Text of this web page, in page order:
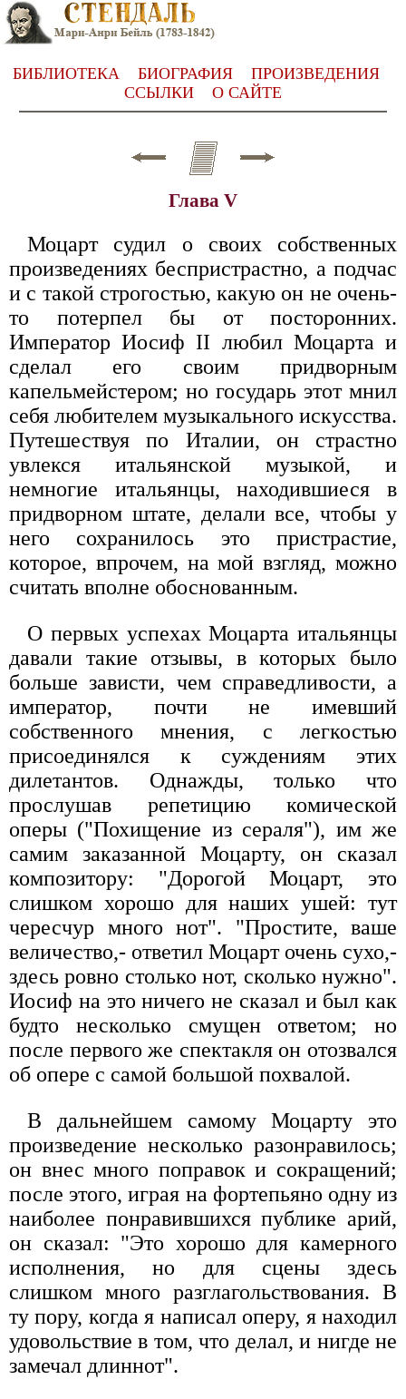
БИБЛИОТЕКА БИОГРАФИЯ
ПРОИЗВЕДЕНИЯ
ССЫЛКИ
О САЙТЕ
Глава V
Моцарт судил о своих собственных
произведениях беспристрастно, а подчас
и с такой строгостью, какую он не очень-
то потерпел бы от посторонних.
Император Иосиф II любил Моцарта и
сделал его своим придворным
капельмейстером; но государь этот мнил
себя любителем музыкального искусства.
Путешествуя по Италии, он страстно
увлекся итальянской музыкой, и
немногие итальянцы, находившиеся в
придворном штате, делали все, чтобы у
него сохранилось это пристрастие,
которое, впрочем, на мой взгляд, можно
считать вполне обоснованным.
О первых успехах Моцарта итальянцы
давали такие отзывы, в которых было
больше зависти, чем справедливости, а
император, почти не имевший
собственного мнения, с легкостью
присоединялся к суждениям этих
дилетантов. Однажды, только что
прослушав репетицию комической
оперы ("Похищение из сераля"), им же
самим заказанной Моцарту, он сказал
композитору: "Дорогой Моцарт, это
слишком хорошо для наших ушей: тут
чересчур много нот". "Простите, ваше
величество,- ответил Моцарт очень сухо,-
здесь ровно столько нот, сколько нужно".
Иосиф на это ничего не сказал и был как
будто несколько смущен ответом; но
после первого же спектакля он отозвался
об опере с самой большой похвалой.
В дальнейшем самому Моцарту это
произведение несколько разонравилось;
он внес много поправок и сокращений;
после этого, играя на фортепьяно одну из
наиболее понравившихся публике арий,
он сказал: "Это хорошо для камерного
исполнения, но для сцены здесь
слишком много разглагольствования. В
ту пору, когда я написал оперу, я находил
удовольствие в том, что делал, и нигде не
замечал длиннот".